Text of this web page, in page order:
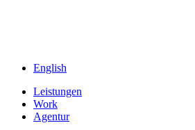
English
Leistungen
Work
Agentur